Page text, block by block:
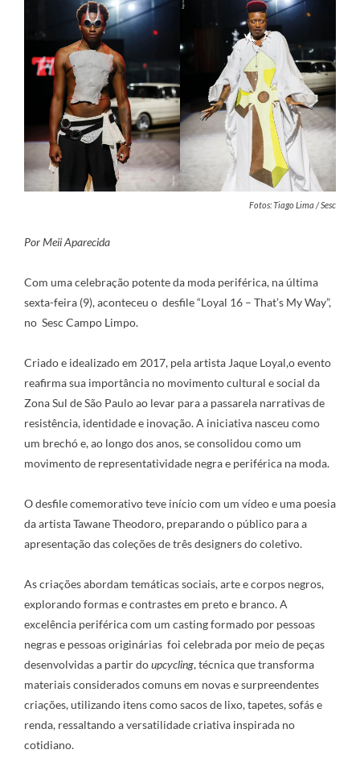
Fotos: Tiago Lima / Sesc
Por Meii Aparecida
Com uma celebração potente da moda periférica, na última
sexta-feira (9), aconteceu o desfile “Loyal 16 – That’s My Way”,
no Sesc Campo Limpo.
Criado e idealizado em 2017, pela artista Jaque Loyal,o evento
reafirma sua importância no movimento cultural e social da
Zona Sul de São Paulo ao levar para a passarela narrativas de
resistência, identidade e inovação. A iniciativa nasceu como
um brechó e, ao longo dos anos, se consolidou como um
movimento de representatividade negra e periférica na moda.
O desfile comemorativo teve início com um vídeo e uma poesia
da artista Tawane Theodoro, preparando o público para a
apresentação das coleções de três designers do coletivo.
As criações abordam temáticas sociais, arte e corpos negros,
explorando formas e contrastes em preto e branco. A
excelência periférica com um casting formado por pessoas
negras e pessoas originárias foi celebrada por meio de peças
desenvolvidas a partir doupcycling, técnica que transforma
materiais considerados comuns em novas e surpreendentes
criações, utilizando itens como sacos de lixo, tapetes, sofás e
renda, ressaltando a versatilidade criativa inspirada no
cotidiano.